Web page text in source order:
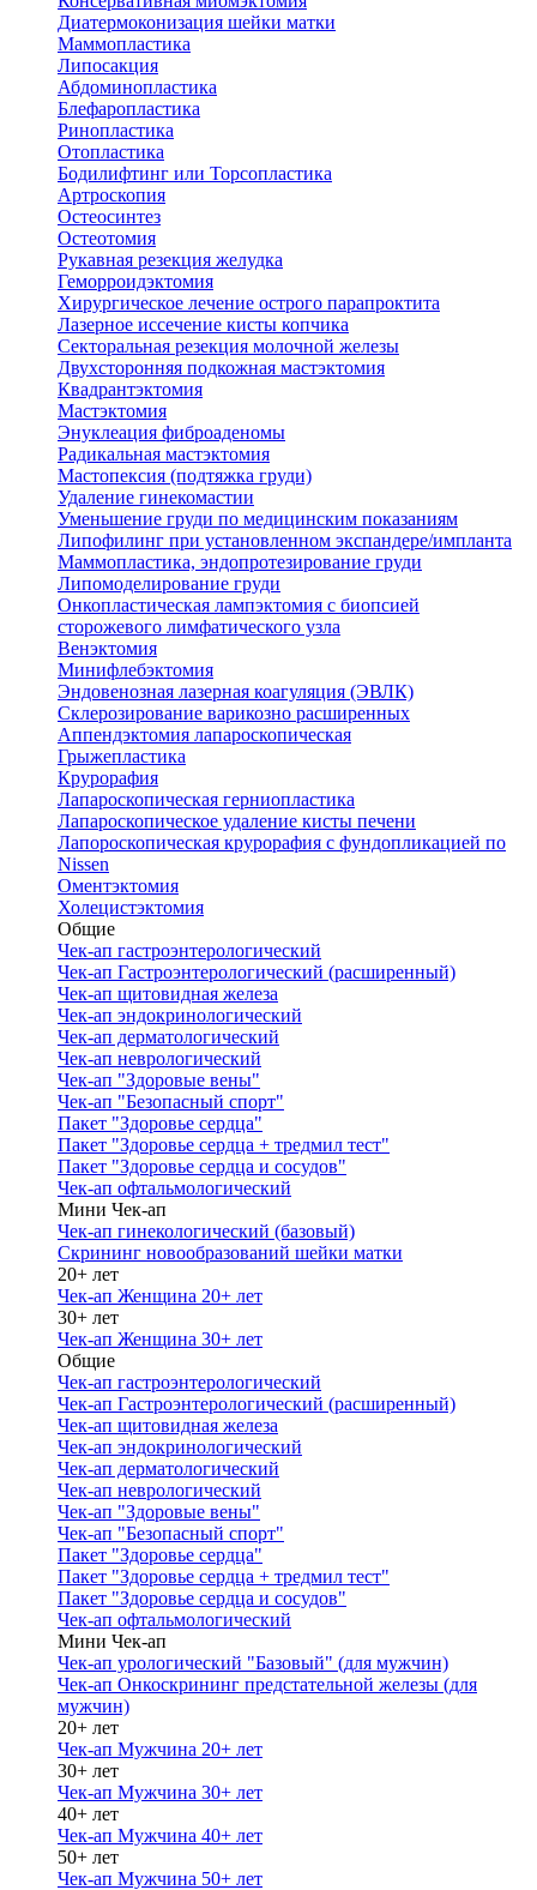
Диатермоконизация шейки матки
Маммопластика
Липосакция
Абдоминопластика
Блефаропластика
Ринопластика
Отопластика
Бодилифтинг или Торсопластика
Артроскопия
Остеосинтез
Остеотомия
Рукавная резекция желудка
Геморроидэктомия
Хирургическое лечение острого парапроктита
Лазерное иссечение кисты копчика
Секторальная резекция молочной железы
Двухсторонняя подкожная мастэктомия
Квадрантэктомия
Мастэктомия
Энуклеация фиброаденомы
Радикальная мастэктомия
Мастопексия (подтяжка груди)
Удаление гинекомастии
Уменьшение груди по медицинским показаниям
Липофилинг при установленном экспандере/импланта
Маммопластика, эндопротезирование груди
Липомоделирование груди
Онкопластическая лампэктомия с биопсией
сторожевого лимфатического узла
Венэктомия
Минифлебэктомия
Эндовенозная лазерная коагуляция (ЭВЛК)
Склерозирование варикозно расширенных
Аппендэктомия лапароскопическая
Грыжепластика
Крурорафия
Лапароскопическая герниопластика
Лапароскопическое удаление кисты печени
Лапороскопическая крурорафия с фундопликацией по
Nissen
Оментэктомия
Холецистэктомия
Общие
Чек-ап гастроэнтерологический
Чек-ап Гастроэнтерологический (расширенный)
Чек-ап щитовидная железа
Чек-ап эндокринологический
Чек-ап дерматологический
Чек-ап неврологический
Чек-ап "Здоровые вены"
Чек-ап "Безопасный спорт"
Пакет "Здоровье сердца"
Пакет "Здоровье сердца + тредмил тест"
Пакет "Здоровье сердца и сосудов"
Чек-ап офтальмологический
Мини Чек-ап
Чек-ап гинекологический (базовый)
Скрининг новообразований шейки матки
20+ лет
Чек-ап Женщина 20+ лет
30+ лет
Чек-ап Женщина 30+ лет
Общие
Чек-ап гастроэнтерологический
Чек-ап Гастроэнтерологический (расширенный)
Чек-ап щитовидная железа
Чек-ап эндокринологический
Чек-ап дерматологический
Чек-ап неврологический
Чек-ап "Здоровые вены"
Чек-ап "Безопасный спорт"
Пакет "Здоровье сердца"
Пакет "Здоровье сердца + тредмил тест"
Пакет "Здоровье сердца и сосудов"
Чек-ап офтальмологический
Мини Чек-ап
Чек-ап урологический "Базовый" (для мужчин)
Чек-ап Онкоскрининг предстательной железы (для
мужчин)
20+ лет
Чек-ап Мужчина 20+ лет
30+ лет
Чек-ап Мужчина 30+ лет
40+ лет
Чек-ап Мужчина 40+ лет
50+ лет
Чек-ап Мужчина 50+ лет